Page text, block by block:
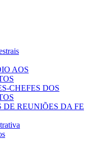
AOS
CHEFES DOS
REUNIÕES DA FE